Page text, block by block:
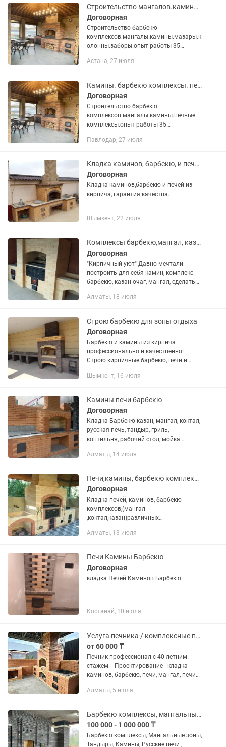
Строительство мангалов.каминов.мазары
Договорная
Строительство барбекю
комплексов.мангалы.камины.мазары.к
олонны.заборы.опыт работы 35
Астана, 27 июля
Камины. барбекю комплексы. печные комплексы
Договорная
Строительство барбекю
комплексов.мангалы.камины.печные
комплексы.опыт работы 35
Павлодар, 27 июля
Кладка каминов, барбекю, и печей
Договорная
Кладка каминов,барбекю и печей из
кирпича, гарантия качества.
Шымкент, 22 июля
Комплексы барбекю,мангал, казан,бани.
Договорная
"Кирпичный уют" Давно мечтали
построить для себя камин, комплекс
барбекю, казан-очаг, мангал, сделать
камин - встречайте нашу команду.
Алматы, 18 июля
Строю барбекю для зоны отдыха
Договорная
Барбекю и камины из кирпича –
профессионально и качественно!
Строю кирпичные барбекю, печи и
надежность, долговечность и
пожелания...
Шымкент, 16 июля
Камины печи барбекю
Договорная
Кладка Барбекю казан, мангал, коктал,
русская печь, тандыр, гриль,
коптильня, рабочий стол, мойка.
Выезд, замеры, просчет бесплатно.
Алматы, 14 июля
Печи,камины, барбекю комплексы
Договорная
Кладка печей, каминов, барбекю
комплексов,(мангал
,коктал,казан)различных
красиво. Потомственный печник,стаж
объёма и...
Алматы, 13 июля
Печи Камины Барбекю
Договорная
кладка Печей Каминов Барбекю
Костанай, 10 июля
Услуга печника / комплексные печи / мангал, камин, казан, тандыр
от 60 000 ₸
Печник профессионал с 40 летним
стажем. - Проектирование - кладка
каминов, барбекю, печи, мангал, печи
гарантия, качество и в срок. Цена
Алматы, 5 июля
Барбекю комплексы, мангальные зоны, беседки, русские печи, помпейские печи
100 000 - 1 000 000 ₸
Барбекю комплексы, Мангальные зоны,
Тандыры, Камины, Русские печи ,